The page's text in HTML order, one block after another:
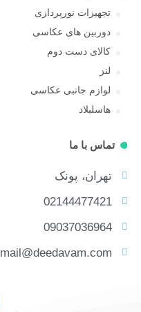
تجهیزات نورپردازی
دوربین های عکاسی
کالای دست دوم
لنز
لوازم جانبی عکاسی
هاسلبلاد
تماس با ما
تهران، پونک
02144477421
09037036964
mail@deedavam.com